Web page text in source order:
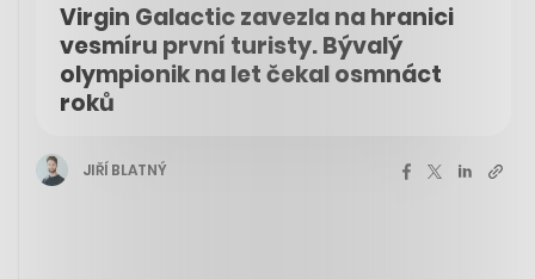
Virgin Galactic zavezla na hranici
vesmíru první turisty. Bývalý
olympionik na let čekal osmnáct
roků
JIŘÍ BLATNÝ